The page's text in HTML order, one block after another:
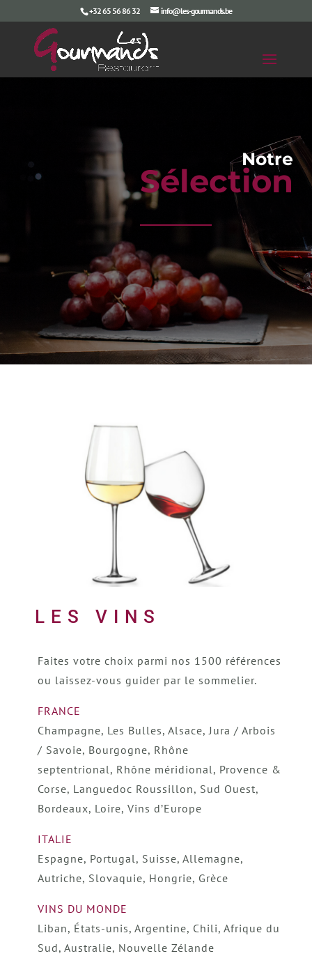
+32 65 56 86 32 info@les-gourmands.be
Notre
Sélection
LES VINS
Faites votre choix parmi nos 1500 références
ou laissez-vous guider par le sommelier.
FRANCE
Champagne, Les Bulles, Alsace, Jura / Arbois
/ Savoie, Bourgogne, Rhône
septentrional, Rhône méridional, Provence &
Corse, Languedoc Roussillon, Sud Ouest,
Bordeaux, Loire, Vins d’Europe
ITALIE
Espagne, Portugal, Suisse, Allemagne,
Autriche, Slovaquie, Hongrie, Grèce
VINS DU MONDE
Liban, États-unis, Argentine, Chili, Afrique du
Sud, Australie, Nouvelle Zélande